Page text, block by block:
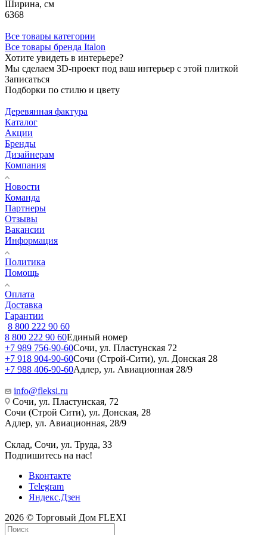
Ширина, см
6368
Все товары категории
Все товары бренда Italon
Хотите увидеть в интерьере?
Мы сделаем 3D-проект под ваш интерьер с этой плиткой
Записаться
Подборки по стилю и цвету
Деревянная фактура
Каталог
Акции
Бренды
Дизайнерам
Компания
Новости
Команда
Партнеры
Отзывы
Вакансии
Информация
Политика
Помощь
Оплата
Доставка
Гарантии
8 800 222 90 60
8 800 222 90 60Единый номер
+7 989 756-90-60Сочи, ул. Пластунская 72
+7 918 904-90-60Сочи (Строй-Сити), ул. Донская 28
+7 988 406-90-60Адлер, ул. Авиационная 28/9
info@fleksi.ru
Сочи, ул. Пластунская, 72
Сочи (Строй Сити), ул. Донская, 28
Адлер, ул. Авиационная, 28/9
Склад, Сочи, ул. Труда, 33
Подпишитесь на нас!
Вконтакте
Telegram
Яндекс.Дзен
2026 © Торговый Дом FLEXI